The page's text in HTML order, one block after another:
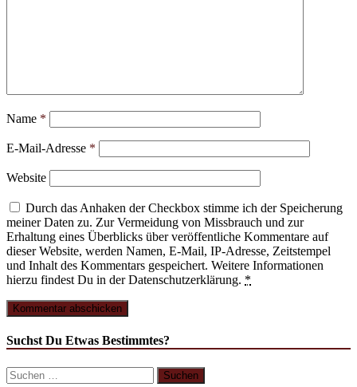
Name *
E-Mail-Adresse *
Website
Durch das Anhaken der Checkbox stimme ich der Speicherung
meiner Daten zu. Zur Vermeidung von Missbrauch und zur
Erhaltung eines Überblicks über veröffentliche Kommentare auf
dieser Website, werden Namen, E-Mail, IP-Adresse, Zeitstempel
und Inhalt des Kommentars gespeichert. Weitere Informationen
hierzu findest Du in der Datenschutzerklärung. *
Suchst Du Etwas Bestimmtes?